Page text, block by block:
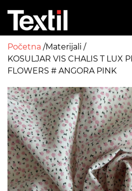
Početna Materijali
KOSULJAR VIS CHALIS T LUX
FLOWERS # ANGORA PINK